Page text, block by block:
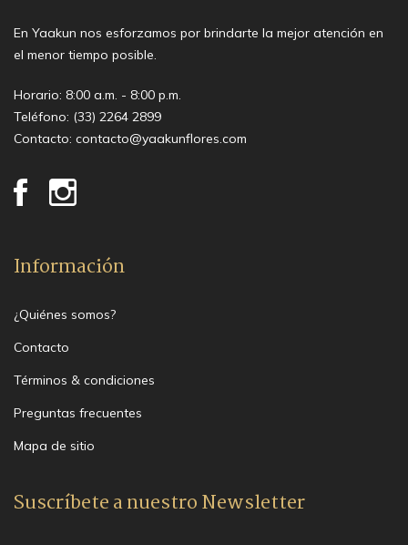
En Yaakun nos esforzamos por brindarte la mejor atención en
el menor tiempo posible.
Horario: 8:00 a.m. - 8:00 p.m.
Teléfono: (33) 2264 2899
Contacto: contacto@yaakunflores.com
Información
¿Quiénes somos?
Contacto
Términos & condiciones
Preguntas frecuentes
Mapa de sitio
Suscríbete a nuestro Newsletter